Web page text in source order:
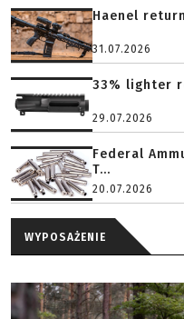
Haenel
31.07.2026
33% lighter
29.07.2026
Federal
T...
20.07.2026
WYPOSAŻENIE